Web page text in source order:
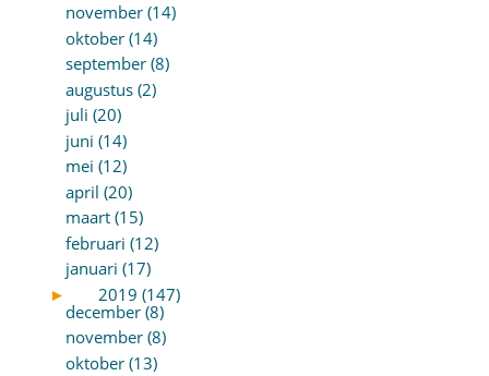
november (14)
oktober (14)
september (8)
augustus (2)
juli (20)
juni (14)
mei (12)
april (20)
maart (15)
februari (12)
januari (17)
►
2019 (147)
december (8)
november (8)
oktober (13)